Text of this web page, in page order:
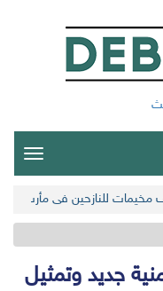
مخيمات للنازحين في مأرب
جديد وتمثيل